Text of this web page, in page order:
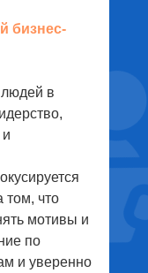
бизнес-
людей в
том, что
мотивы и
по
и уверенно